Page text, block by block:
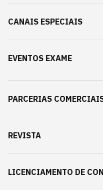
CANAIS ESPECIAIS
EVENTOS EXAME
PARCERIAS
REVISTA
LICENCIAMENTO DE